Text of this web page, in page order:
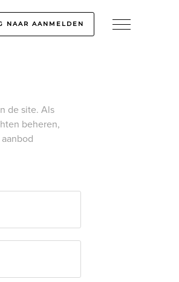
NAAR AANMELDEN
de site. Als
beheren,